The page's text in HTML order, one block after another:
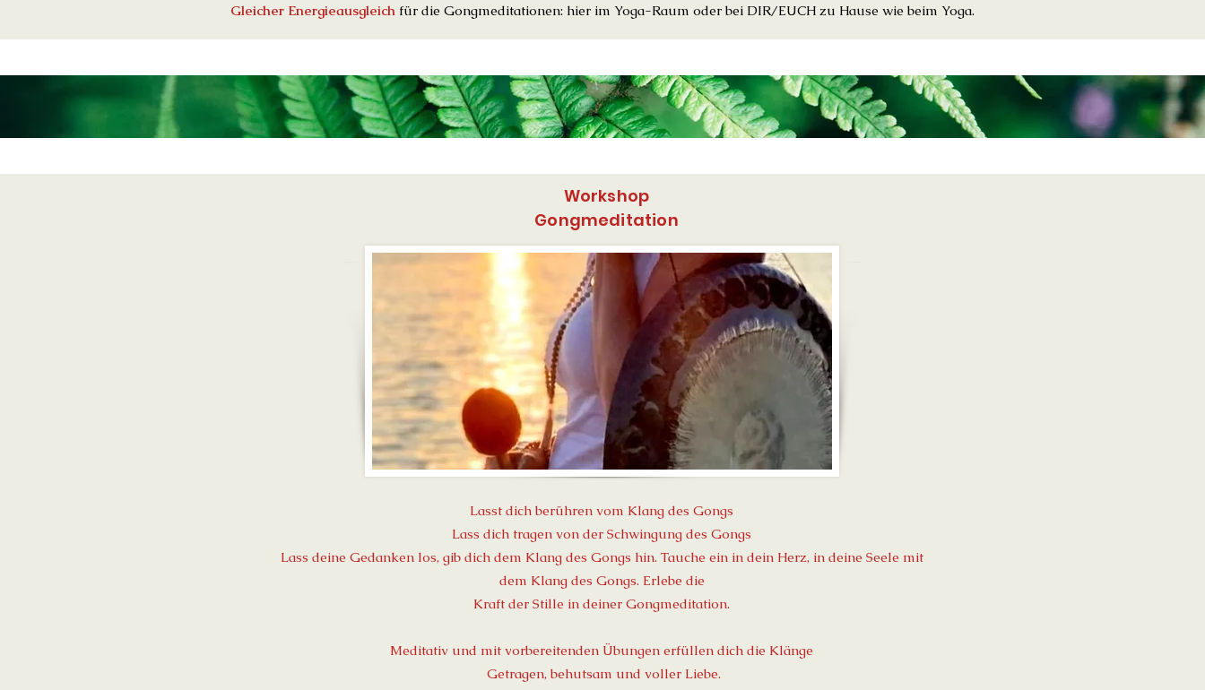
Gleicher Energieausgleich für die Gongmeditationen: hier im Yoga-Raum oder bei DIR/EUCH zu Hause wie beim Yoga.
Workshop
Gongmeditation
Lasst dich berühren vom Klang des Gongs
Lass dich tragen von der Schwingung des Gongs
Lass deine Gedanken los, gib dich dem Klang des Gongs hin. Tauche ein in dein Herz, in deine Seele mit
dem Klang des Gongs. Erlebe die
Kraft der Stille in deiner Gongmeditation.
​Meditativ und mit vorbereitenden Übungen erfüllen dich die Klänge
Getragen, behutsam und voller Liebe.